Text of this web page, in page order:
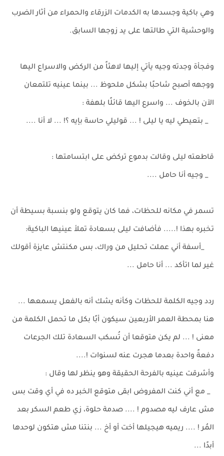
وهي باكية وجسدها به الكدمات الزرقاء والحمراء من أثار الضرب
والوحشية التي طالتها على يد زوجها السابق.
وفجأة وجدته وجيه يأتي إليها لاهثاً من الركض والاسراع اليها
ووجهه أصبح شاحبًا بشكل ملحوظ ... بينما عينيه تلتمعان
الآن بالخوف ... واسرع اليها قائلًا بلهفة :
_ بتعيطي ليه يا ليلى ! ... قوليلي حاسة بإيه ؟! ... لا أنا ....
قاطعته ليلى وقالت بدموع تركض على ابتسامتها :
_ وجيه أنا حامل ....
تسمر في مكانه للحظات، فما كان يتوقع ولو بنسبة بسيطة أن
تخبره بهذا !..... فأضافت ليلى بسعادة تملأ عينيها الباكية:
_أسفة أني عملت تحليل من وراك، بس مكنتش عايزة أقولك
غير لما اتأكد ... أنا حامل ...
ردد وجيه الكلمة للحظات وكأنه يشك أنه بالفعل يسمعها ...
هنا بمحطة العمر الأربعين سيكون أبًا بكل ما تحمل الكلمة من
معنى ! ... لم يكن متوقعا أن تُسكب السعادة تلك الجرعات
دفعةً واحدة بعدما هجرت عنه لسنوات !....
وأشرقت عينيه بالفرحة الحقيقة وهو ينظر لها وقال :
_ مع أني كنت المفروض ابقى متوقع الخبر ده في أي وقت بس
مش عارف ليه مصدوم ! .... صدمة حلوة، زي طعم السكر بعد
المُر ! .... ريميه هيجيلها أخت أو أخ ... بنتنا مش هتكون لوحدها
أبدًا ...